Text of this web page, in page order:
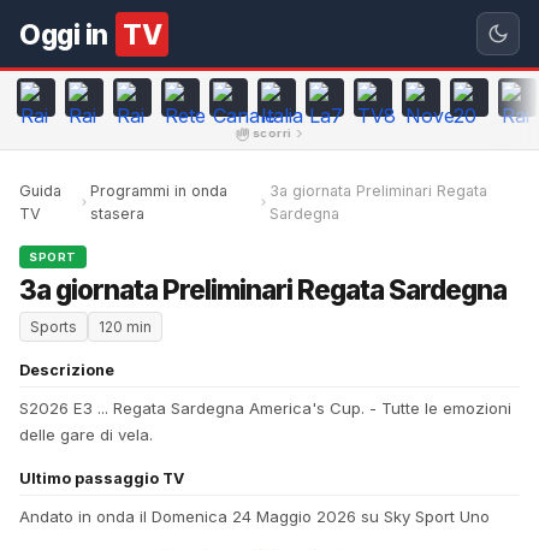
Oggi in TV
scorri
Guida
TV
Programmi in onda
stasera
3a giornata Preliminari Regata
Sardegna
SPORT
3a giornata Preliminari Regata Sardegna
Sports 120 min
Descrizione
S2026 E3 ... Regata Sardegna America's Cup. - Tutte le emozioni
delle gare di vela.
Ultimo passaggio TV
Andato in onda il Domenica 24 Maggio 2026 su Sky Sport Uno